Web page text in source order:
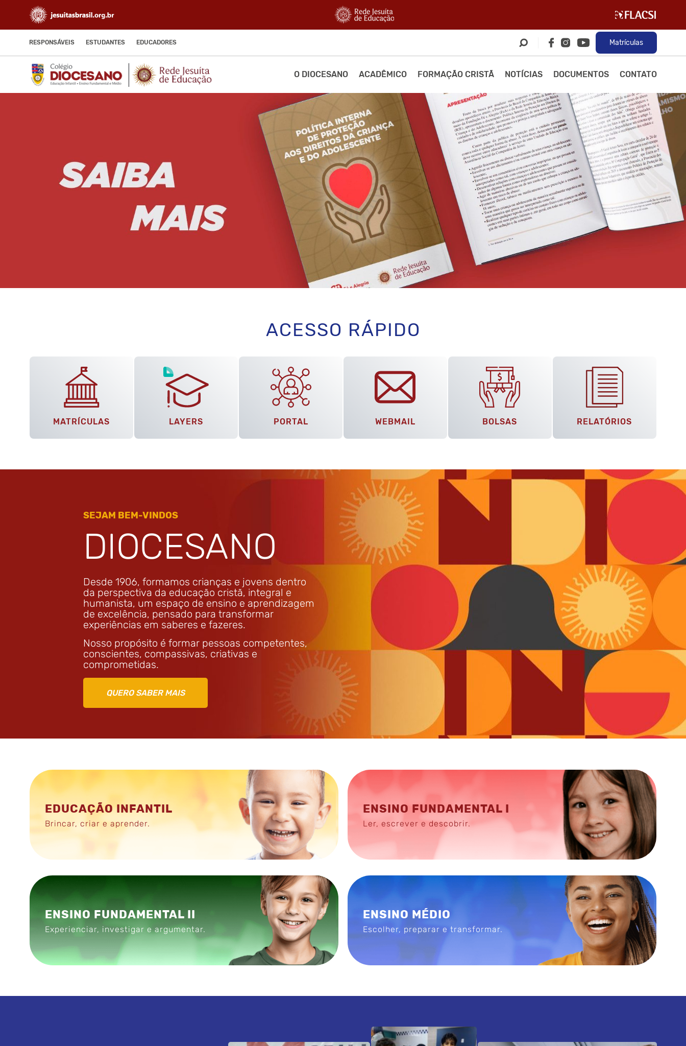
RESPONSÁVEIS ESTUDANTES EDUCADORES Matrículas
O DIOCESANO ACADÊMICO FORMAÇÃO CRISTÃ NOTÍCIAS DOCUMENTOS CONTATO
ACESSO RÁPIDO
MATRÍCULAS LAYERS PORTAL WEBMAIL BOLSAS RELATÓRIOS
SEJAM BEM-VINDOS
DIOCESANO
Desde 1906, formamos crianças e jovens dentro
da perspectiva da educação cristã, integral e
humanista, um espaço de ensino e aprendizagem
de excelência, pensado para transformar
experiências em saberes e fazeres.
Nosso propósito é formar pessoas competentes,
conscientes, compassivas, criativas e
comprometidas.
QUERO SABER MAIS
EDUCAÇÃO INFANTIL
Brincar, criar e aprender.
ENSINO FUNDAMENTAL I
Ler, escrever e descobrir.
ENSINO FUNDAMENTAL II
Experienciar, investigar e argumentar.
ENSINO MÉDIO
Escolher, preparar e transformar.